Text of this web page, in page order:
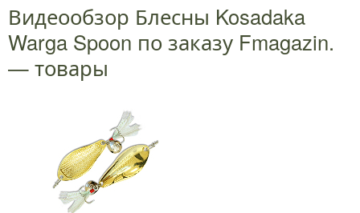
Видеообзор Блесны Kosadaka
Warga Spoon по заказу Fmagazin.
— товары